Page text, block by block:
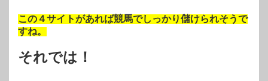
この４サイトがあれば競馬でしっかり儲けられそうで
すね。
それでは！